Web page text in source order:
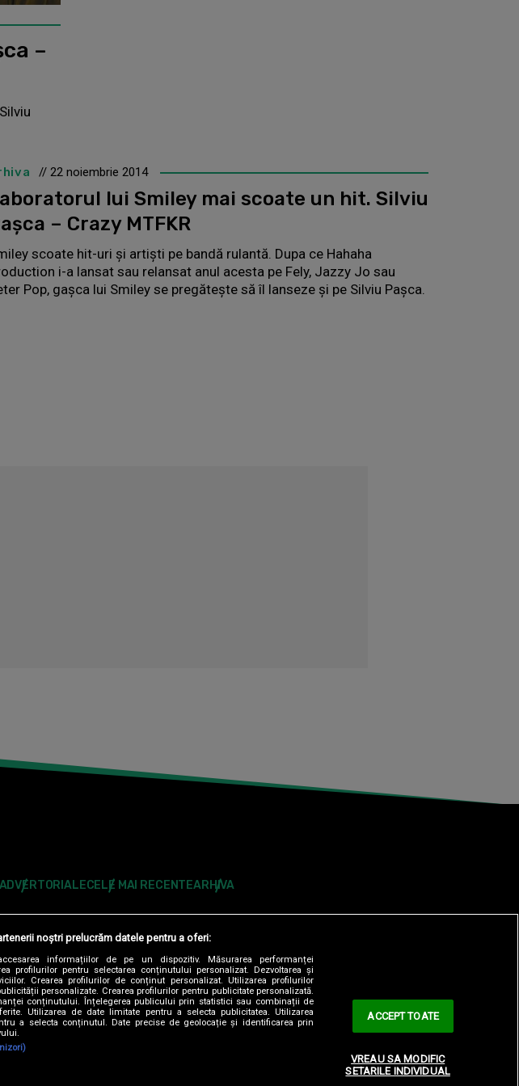
–
// 22 noiembrie 2014
lui Smiley mai scoate un hit. Silviu
– Crazy MTFKR
scoate hit-uri şi artişti pe bandă rulantă. Dupa ce Hahaha
i-a lansat sau relansat anul acesta pe Fely, Jazzy Jo sau
Pop, gașca lui Smiley se pregătește să îl lanseze și pe Silviu Paşca.
ADVERTORIALECELE MAI RECENTEARHIVA
DATE COMPANIE CONTACT
SPYNEWS.ROTVHAPPY.RO
noștri prelucrăm datele pentru a oferi:
informațiilor de pe un dispozitiv. Măsurarea performanței
profilurilor pentru selectarea conținutului personalizat. Dezvoltarea și
Crearea profilurilor de conținut personalizat. Utilizarea profilurilor
personalizate. Crearea profilurilor pentru publicitate personalizată.
conținutului. Înțelegerea publicului prin statistici sau combinații de
Utilizarea de date limitate pentru a selecta publicitatea. Utilizarea
a selecta conținutul. Date precise de geolocație și identificarea prin
ACCEPT TOATE
VREAU SA MODIFIC
SETARILE INDIVIDUAL